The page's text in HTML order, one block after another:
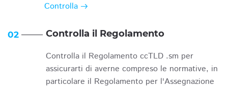
Controlla
02 Controlla il Regolamento
Controlla il Regolamento ccTLD .sm per
assicurarti di averne compreso le normative, in
particolare il Regolamento per l'Assegnazione